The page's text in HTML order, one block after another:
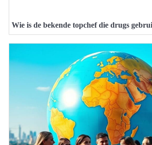
Wie is de bekende topchef die drugs